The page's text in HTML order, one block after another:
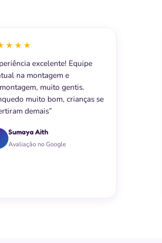
excelente! Equipe
na montagem e
muito gentis.
muito bom, crianças se
demais”
Sumaya Aith
Avaliação no Google